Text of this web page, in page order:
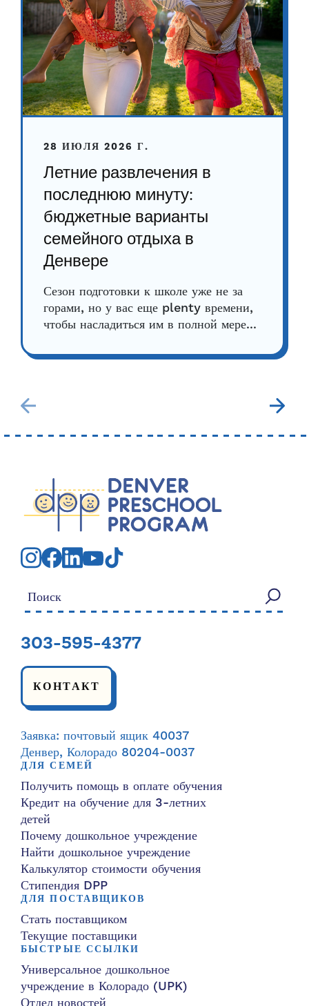
28 ИЮЛЯ 2026 Г.
Летние развлечения в
последнюю минуту:
бюджетные варианты
семейного отдыха в
Денвере
Сезон подготовки к школе уже не за
горами, но у вас еще plenty времени,
чтобы насладиться им в полной мере...
Искать:
303-595-4377
КОНТАКТ
Заявка: почтовый ящик 40037
Денвер, Колорадо 80204-0037
ДЛЯ СЕМЕЙ
Получить помощь в оплате обучения
Кредит на обучение для 3-летних
детей
Почему дошкольное учреждение
Найти дошкольное учреждение
Калькулятор стоимости обучения
Стипендия DPP
ДЛЯ ПОСТАВЩИКОВ
Стать поставщиком
Текущие поставщики
БЫСТРЫЕ ССЫЛКИ
Универсальное дошкольное
учреждение в Колорадо (UPK)